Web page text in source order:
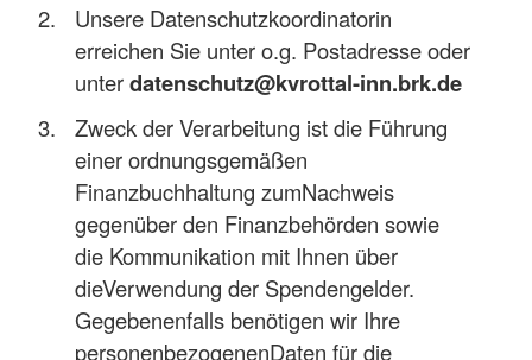
Unsere Datenschutzkoordinatorin
erreichen Sie unter o.g. Postadresse oder
unterdatenschutz@kvrottal-inn.brk.de
Zweck der Verarbeitung ist die Führung
einer ordnungsgemäßen
Finanzbuchhaltung zumNachweis
gegenüber den Finanzbehörden sowie
die Kommunikation mit Ihnen über
dieVerwendung der Spendengelder.
Gegebenenfalls benötigen wir Ihre
personenbezogenenDaten für die